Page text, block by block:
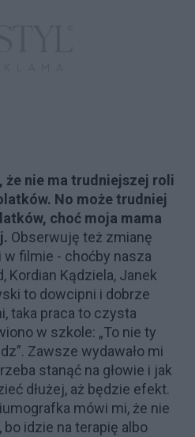
że nie ma trudniejszej roli
No może trudniej
choć moja mama
Obserwuję też zmianę
filmie - choćby nasza
Kordian Kądziela, Janek
to dowcipni i dobrze
taka praca to czysta
w szkole: „To nie ty
Zawsze wydawało mi
stanąć na głowie i jak
dłużej, aż będzie efekt.
mówi mi, że nie
bo idzie na terapię albo